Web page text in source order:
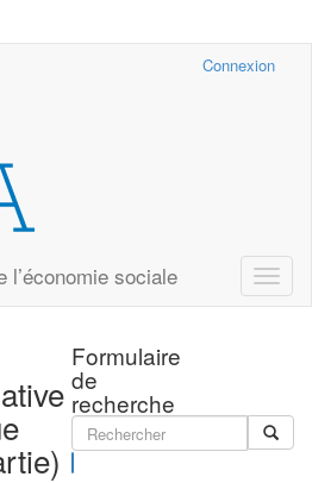
Connexion
l’économie sociale
Toggle
Formulaire
de
recherche